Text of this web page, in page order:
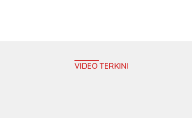
VIDEO TERKINI